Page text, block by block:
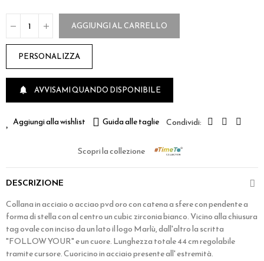
AGGIUNGI AL CARRELLO
PERSONALIZZA
 AVVISAMI QUANDO DISPONIBILE
Aggiungi alla wishlist Guida alle taglie
Scopri la collezione
DESCRIZIONE
Collana in acciaio o acciao pvd oro con catena a sfere con pendente a
forma di stella con al centro un cubic zirconia bianco. Vicino alla chiusura
tag ovale con inciso da un lato il logo Marlù, dall'altro la scritta
"FOLLOW YOUR" e un cuore. Lunghezza totale 44 cm regolabile
tramite cursore. Cuoricino in acciaio presente all' estremità.